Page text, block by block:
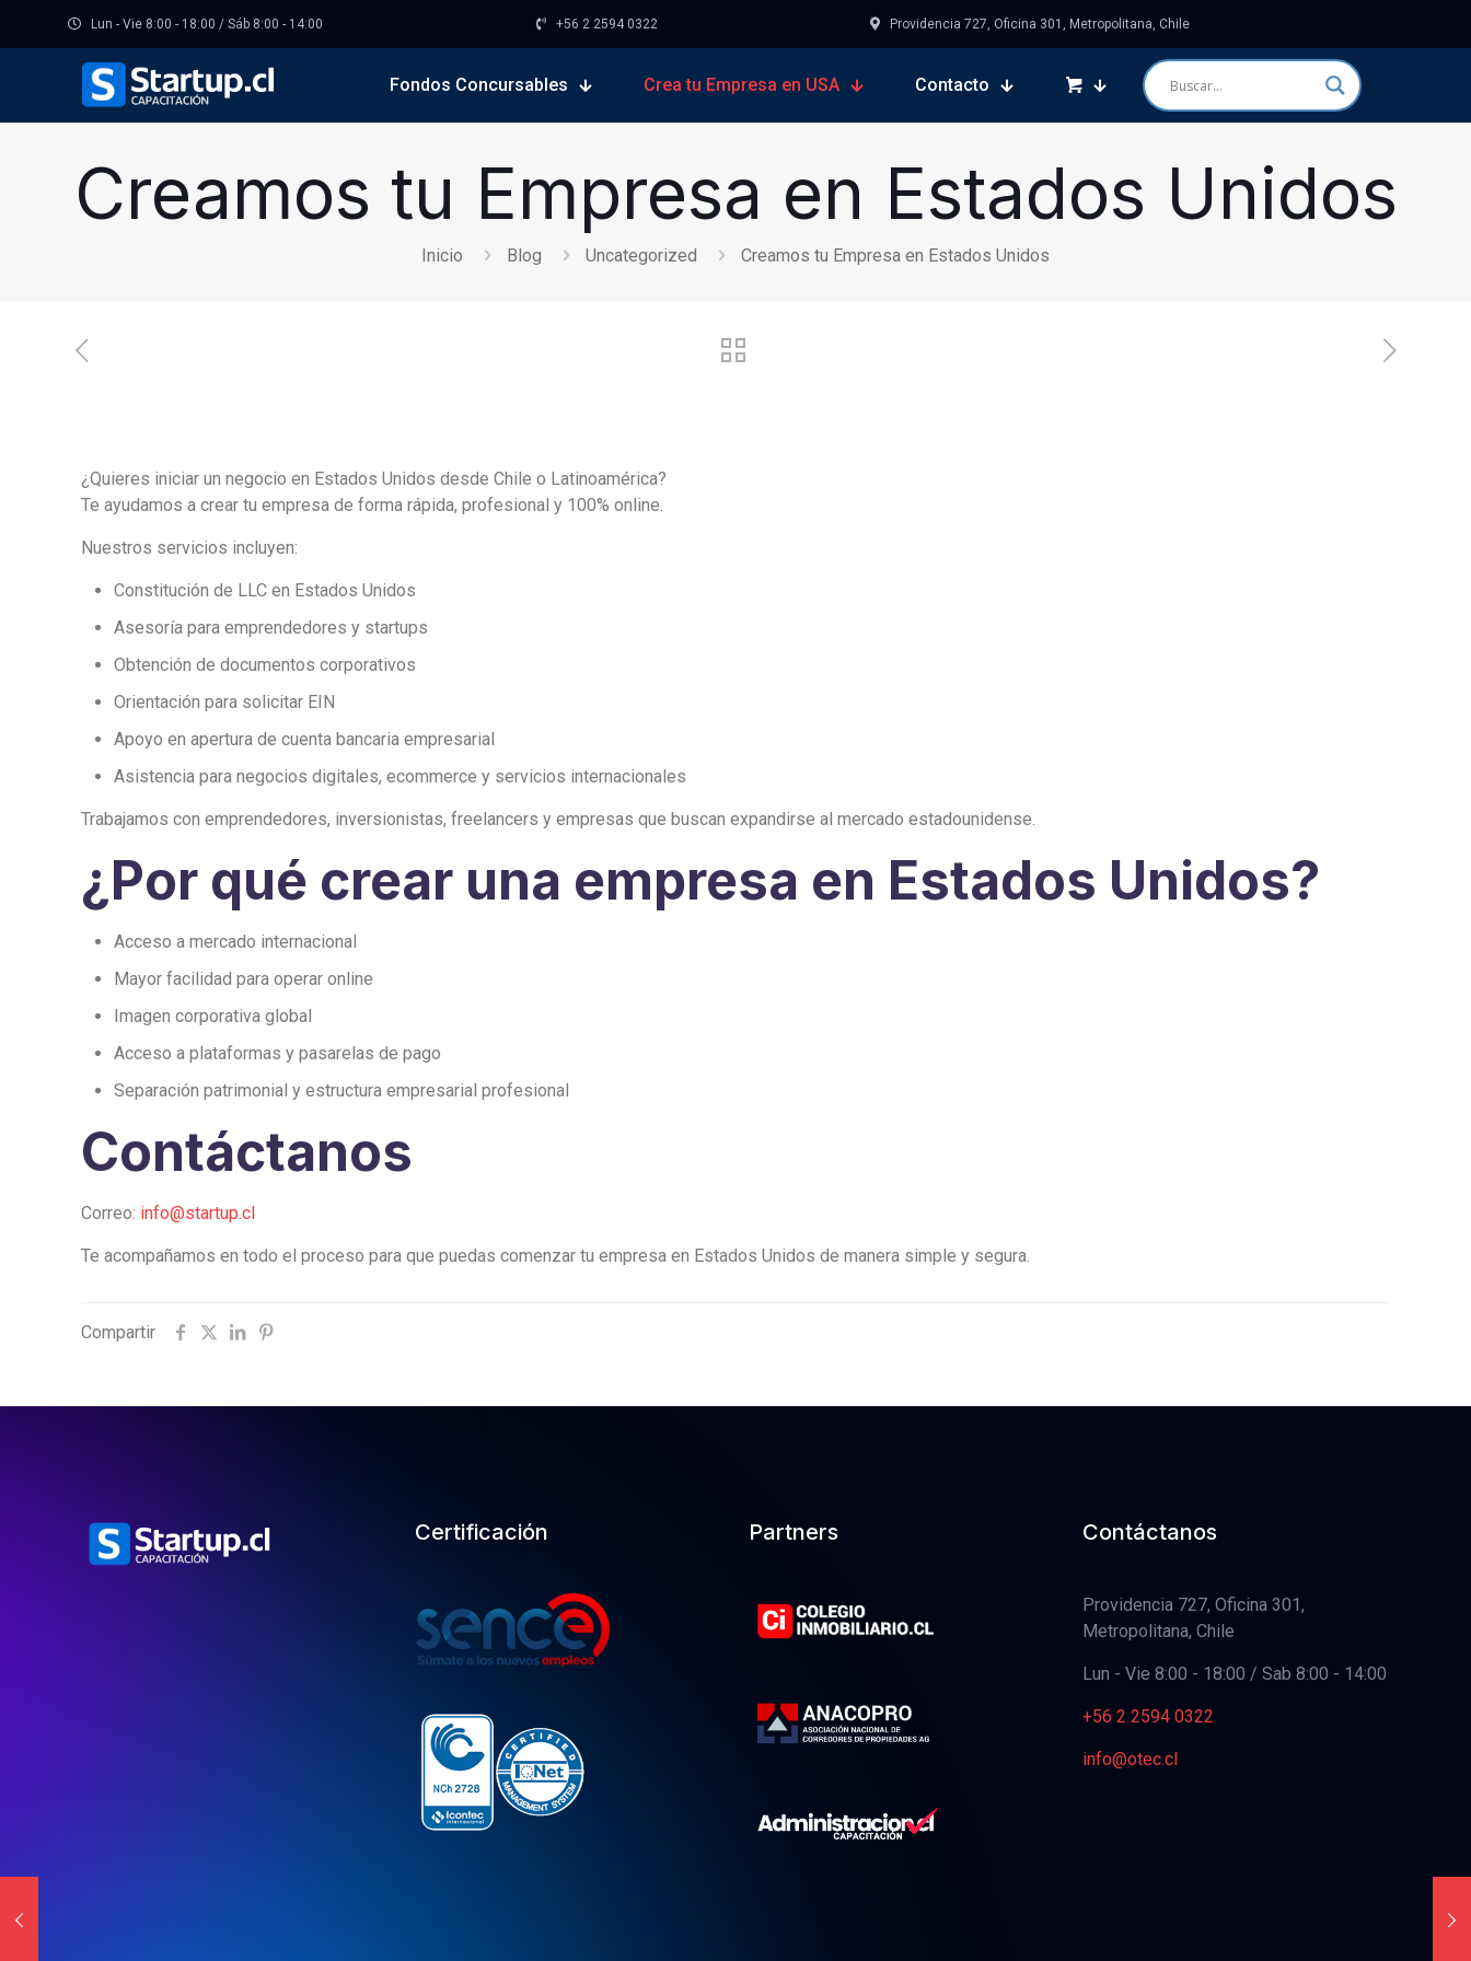
Lun - Vie 8:00 - 18:00 / Sáb 8:00 - 14:00 +56 2 2594 0322 Providencia 727, Oficina 301, Metropolitana, Chile
Fondos Concursables Crea tu Empresa en USA Contacto
Creamos tu Empresa en Estados Unidos
Inicio Blog Uncategorized Creamos tu Empresa en Estados Unidos
¿Quieres iniciar un negocio en Estados Unidos desde Chile o Latinoamérica?
Te ayudamos a crear tu empresa de forma rápida, profesional y 100% online.
Nuestros servicios incluyen:
Constitución de LLC en Estados Unidos
Asesoría para emprendedores y startups
Obtención de documentos corporativos
Orientación para solicitar EIN
Apoyo en apertura de cuenta bancaria empresarial
Asistencia para negocios digitales, ecommerce y servicios internacionales
Trabajamos con emprendedores, inversionistas, freelancers y empresas que buscan expandirse al mercado estadounidense.
¿Por qué crear una empresa en Estados Unidos?
Acceso a mercado internacional
Mayor facilidad para operar online
Imagen corporativa global
Acceso a plataformas y pasarelas de pago
Separación patrimonial y estructura empresarial profesional
Contáctanos
Correo: info@startup.cl
Te acompañamos en todo el proceso para que puedas comenzar tu empresa en Estados Unidos de manera simple y segura.
Compartir
Certificación Partners Contáctanos
Providencia 727, Oficina 301,
Metropolitana, Chile
Lun - Vie 8:00 - 18:00 / Sab 8:00 - 14:00
+56 2 2594 0322
info@otec.cl